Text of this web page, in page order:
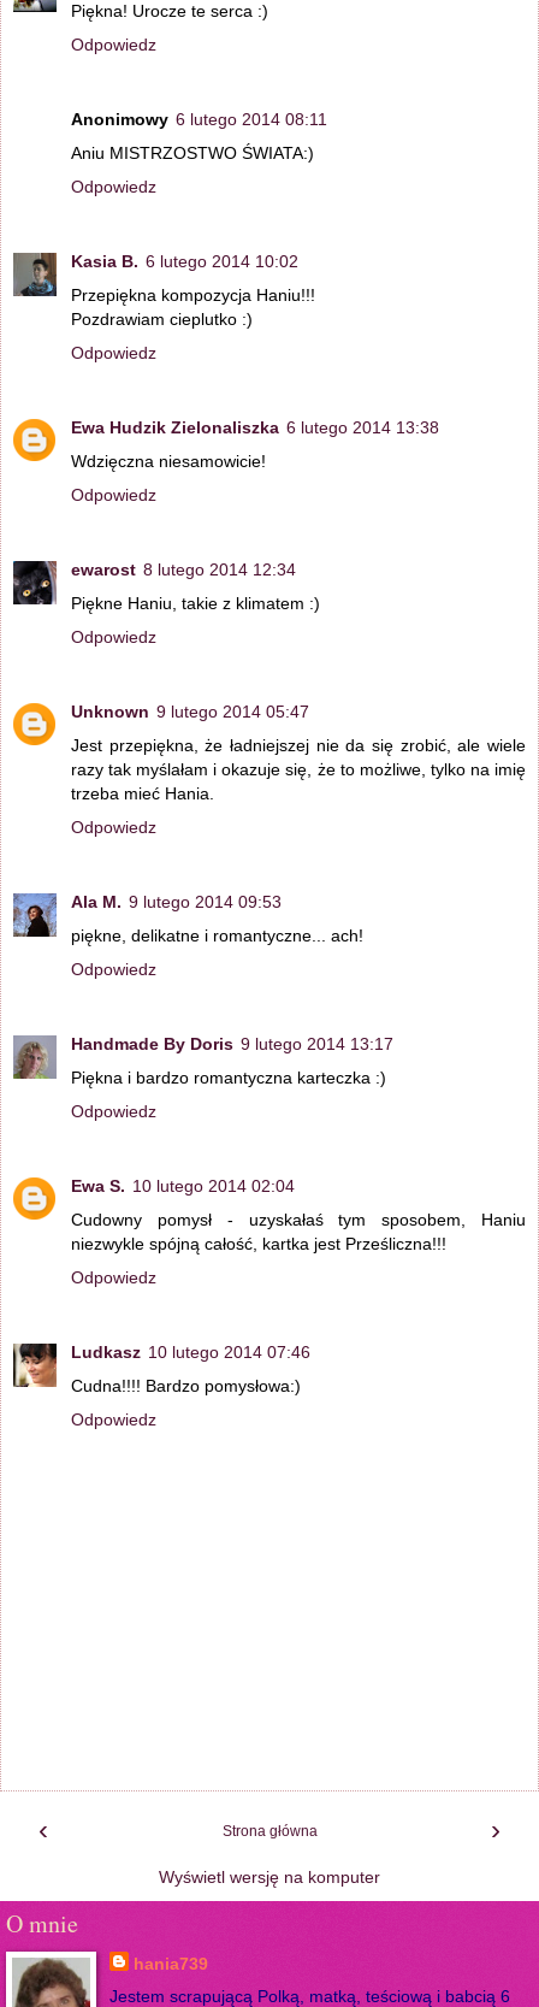
Piękna! Urocze te serca :)
Odpowiedz
Anonimowy 6 lutego 2014 08:11
Aniu MISTRZOSTWO ŚWIATA:)
Odpowiedz
Kasia B. 6 lutego 2014 10:02
Przepiękna kompozycja Haniu!!!
Pozdrawiam cieplutko :)
Odpowiedz
Ewa Hudzik Zielonaliszka 6 lutego 2014 13:38
Wdzięczna niesamowicie!
Odpowiedz
ewarost 8 lutego 2014 12:34
Piękne Haniu, takie z klimatem :)
Odpowiedz
Unknown 9 lutego 2014 05:47
Jest przepiękna, że ładniejszej nie da się zrobić, ale wiele
razy tak myślałam i okazuje się, że to możliwe, tylko na imię
trzeba mieć Hania.
Odpowiedz
Ala M. 9 lutego 2014 09:53
piękne, delikatne i romantyczne... ach!
Odpowiedz
Handmade By Doris 9 lutego 2014 13:17
Piękna i bardzo romantyczna karteczka :)
Odpowiedz
Ewa S. 10 lutego 2014 02:04
Cudowny pomysł - uzyskałaś tym sposobem, Haniu
niezwykle spójną całość, kartka jest Prześliczna!!!
Odpowiedz
Ludkasz 10 lutego 2014 07:46
Cudna!!!! Bardzo pomysłowa:)
Odpowiedz
‹ ›
Strona główna
Wyświetl wersję na komputer
O mnie
hania739
Jestem scrapującą Polką, matką, teściową i babcią 6